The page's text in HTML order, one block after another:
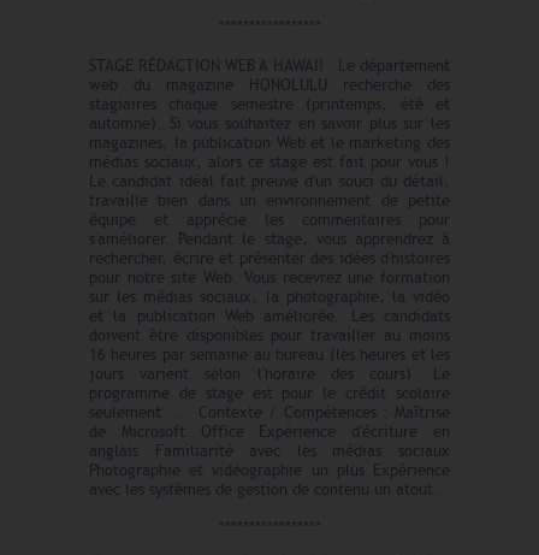
STAGE RÉDACTION WEB A HAWAII Le département
web du magazine HONOLULU recherche des
stagiaires chaque semestre (printemps, été et
automne). Si vous souhaitez en savoir plus sur les
magazines, la publication Web et le marketing des
médias sociaux, alors ce stage est fait pour vous !
Le candidat idéal fait preuve d'un souci du détail,
travaille bien dans un environnement de petite
équipe et apprécie les commentaires pour
s'améliorer. Pendant le stage, vous apprendrez à
rechercher, écrire et présenter des idées d'histoires
pour notre site Web. Vous recevrez une formation
sur les médias sociaux, la photographie, la vidéo
et la publication Web améliorée. Les candidats
doivent être disponibles pour travailler au moins
16 heures par semaine au bureau (les heures et les
jours varient selon l'horaire des cours). Le
programme de stage est pour le crédit scolaire
seulement. . Contexte / Compétences : Maîtrise
de Microsoft Office Expérience d'écriture en
anglais Familiarité avec les médias sociaux
Photographie et vidéographie un plus Expérience
avec les systèmes de gestion de contenu un atout.